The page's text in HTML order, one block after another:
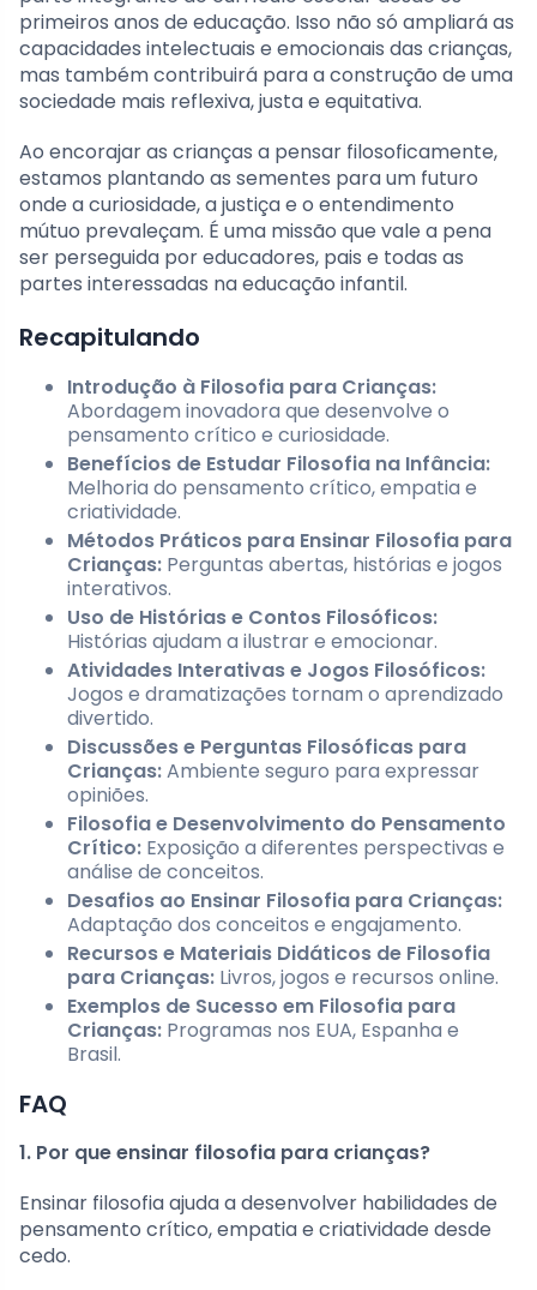
primeiros anos de educação. Isso não só ampliará as
capacidades intelectuais e emocionais das crianças,
mas também contribuirá para a construção de uma
sociedade mais reflexiva, justa e equitativa.
Ao encorajar as crianças a pensar filosoficamente,
estamos plantando as sementes para um futuro
onde a curiosidade, a justiça e o entendimento
mútuo prevaleçam. É uma missão que vale a pena
ser perseguida por educadores, pais e todas as
partes interessadas na educação infantil.
Recapitulando
Introdução à Filosofia para Crianças:
Abordagem inovadora que desenvolve o
pensamento crítico e curiosidade.
Benefícios de Estudar Filosofia na Infância:
Melhoria do pensamento crítico, empatia e
criatividade.
Métodos Práticos para Ensinar Filosofia para
Crianças: Perguntas abertas, histórias e jogos
interativos.
Uso de Histórias e Contos Filosóficos:
Histórias ajudam a ilustrar e emocionar.
Atividades Interativas e Jogos Filosóficos:
Jogos e dramatizações tornam o aprendizado
divertido.
Discussões e Perguntas Filosóficas para
Crianças:Ambiente seguro para expressar
opiniões.
Filosofia e Desenvolvimento do Pensamento
Crítico: Exposição a diferentes perspectivas e
análise de conceitos.
Desafios ao Ensinar Filosofia para Crianças:
Adaptação dos conceitos e engajamento.
Recursos e Materiais Didáticos de Filosofia
para Crianças: Livros, jogos e recursos online.
Exemplos de Sucesso em Filosofia para
Crianças: Programas nos EUA, Espanha e
Brasil.
FAQ
1. Por que ensinar filosofia para crianças?
Ensinar filosofia ajuda a desenvolver habilidades de
pensamento crítico, empatia e criatividade desde
cedo.